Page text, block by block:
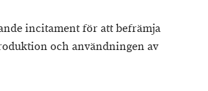
incitament för att befrämja
och användningen av